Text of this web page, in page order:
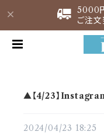
5000
ご注
▲【4/23】
2024/04/23 18:25